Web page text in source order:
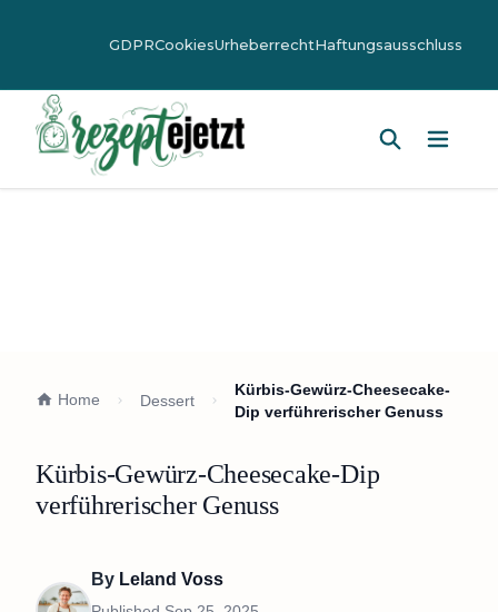
GDPRCookiesUrheberrechtHaftungsausschluss
Home Dessert
Kürbis-Gewürz-Cheesecake-
Dip verführerischer Genuss
Kürbis-Gewürz-Cheesecake-Dip
verführerischer Genuss
By Leland Voss